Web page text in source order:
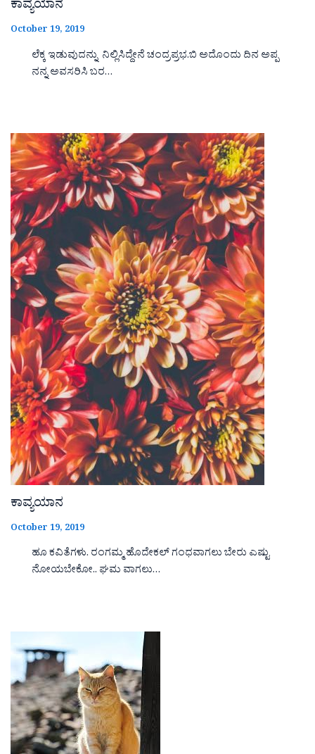
ಕಾವ್ಯಯಾನ
October 19, 2019
ಲೆಕ್ಕ ಇಡುವುದನ್ನು ನಿಲ್ಲಿಸಿದ್ದೇನೆ ಚಂದ್ರಪ್ರಭ.ಬಿ ಅದೊಂದು ದಿನ ಅಪ್ಪ
ನನ್ನ ಅವಸರಿಸಿ ಬರ…
ಕಾವ್ಯಯಾನ
October 19, 2019
ಹೂ ಕವಿತೆಗಳು. ರಂಗಮ್ಮ ಹೊದೇಕಲ್ ಗಂಧವಾಗಲು ಬೇರು ಎಷ್ಟು
ನೋಯಬೇಕೋ.. ಘಮ ವಾಗಲು…